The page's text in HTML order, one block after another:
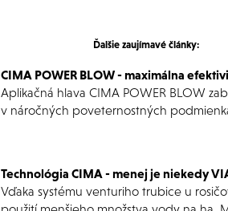
Ďalšie zaujímavé články:
CIMA POWER BLOW - maximálna
Aplikačná hlava CIMA POWER BLOW
v náročných poveternostných
Technológia CIMA - menej je niekedy
Vďaka systému venturiho trubice u